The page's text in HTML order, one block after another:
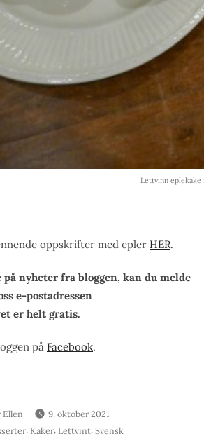
Lettvinn eplekake
oppskrifter med epler HER.
nyheter fra bloggen, kan du melde
e-postadressen
er helt gratis.
på Facebook.
Ellen
9. oktober 2021
, Kaker, Lettvint, Svensk